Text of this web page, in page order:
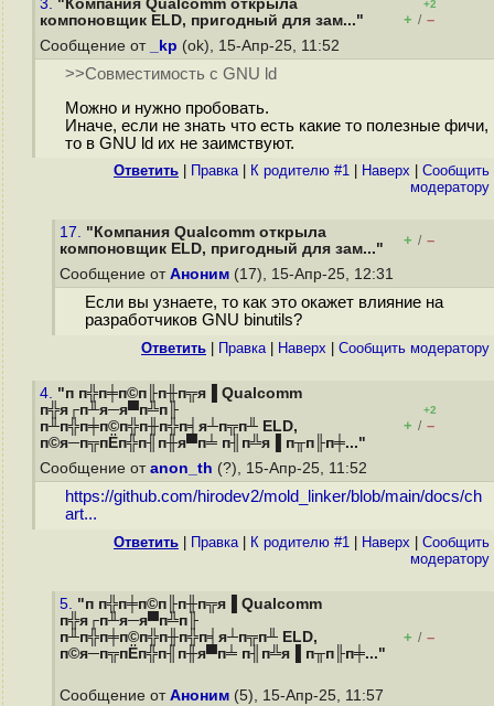
3. "Компания Qualcomm открыла
компоновщик ELD, пригодный для зам..."
+2
+ / –
Сообщение от
_kp (ok), 15-Апр-25, 11:52
>>Совместимость с GNU ld
Можно и нужно пробовать.
Иначе, если не знать что есть какие то полезные фичи,
то в GNU ld их не заимствуют.
Ответить Правка| К родителю #1 Наверх
Cообщить
модератору
17. "Компания Qualcomm открыла
компоновщик ELD, пригодный для зам..."
+ / –
Сообщение от Аноним (17), 15-Апр-25, 12:31
Если вы узнаете, то как это окажет влияние на
разработчиков GNU binutils?
Ответить Правка| Наверх Cообщить модератору
4. "п п╬п╪п©п╟п╫п╦я▐ Qualcomm
п╬я┌п╨я─я▀п╩п╟
п╨п╬п╪п©п╬п╫п╬п╡я┴п╦п╨ ELD,
п©я─п╦пЁп╬п╢п╫я▀п╧ п╢п╩я▐ п╥п╟п╪..."
+2
+ / –
Сообщение от anon_th (?), 15-Апр-25, 11:52
https://github.com/hirodev2/mold_linker/blob/main/docs/ch
art...
Ответить Правка| К родителю #1 Наверх
Cообщить
модератору
5. "п п╬п╪п©п╟п╫п╦я▐ Qualcomm
п╬я┌п╨я─я▀п╩п╟
п╨п╬п╪п©п╬п╫п╬п╡я┴п╦п╨ ELD,
п©я─п╦пЁп╬п╢п╫я▀п╧ п╢п╩я▐ п╥п╟п╪..."
+ / –
Сообщение от Аноним (5), 15-Апр-25, 11:57